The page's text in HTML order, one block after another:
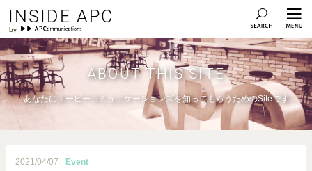
INSIDE APC
ABOUT THIS SITE
あなたにエーピーコミュニケーションズを知ってもらうためのSiteです
2021/04/07 Event